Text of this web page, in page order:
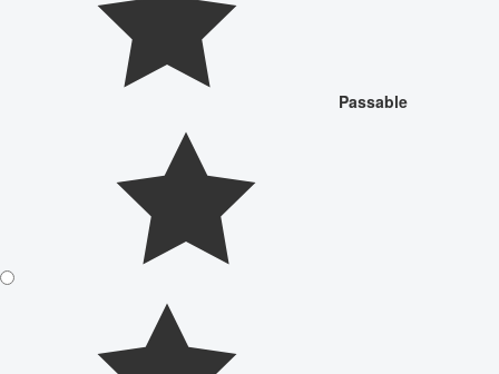
Passable